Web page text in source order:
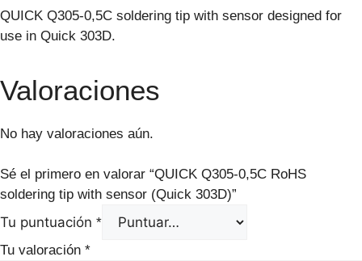
QUICK Q305-0,5C soldering tip with sensor designed for
use in Quick 303D.
Valoraciones
No hay valoraciones aún.
Sé el primero en valorar “QUICK Q305-0,5C RoHS
soldering tip with sensor (Quick 303D)”
Tu puntuación *
Tu valoración *